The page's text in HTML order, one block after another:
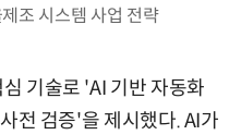
조 시스템 사업 전략
기술로 'AI 기반 자동화
전 검증'을 제시했다. AI가